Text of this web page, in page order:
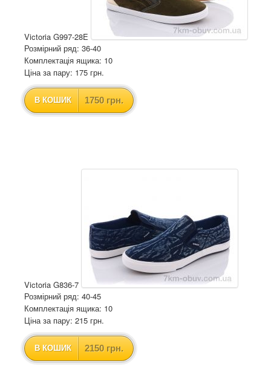
Victoria G997-28E
Розмірний ряд: 36-40
Комплектація ящика: 10
Ціна за пару: 175 грн.
В КОШИК 1750 грн.
Victoria G836-7
Розмірний ряд: 40-45
Комплектація ящика: 10
Ціна за пару: 215 грн.
В КОШИК 2150 грн.